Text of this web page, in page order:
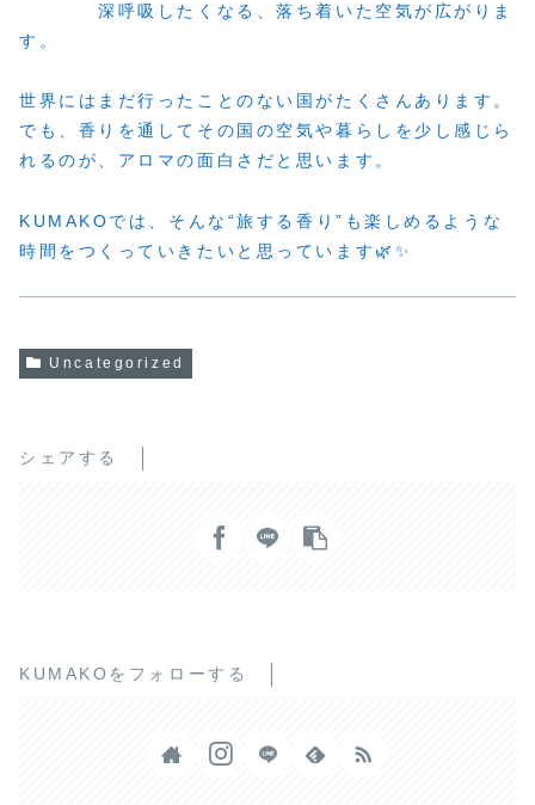
深呼吸したくなる、落ち着いた空気が広がりま
す。
世界にはまだ行ったことのない国がたくさんあります。
でも、香りを通してその国の空気や暮らしを少し感じら
れるのが、アロマの面白さだと思います。
KUMAKOでは、そんな“旅する香り”も楽しめるような
時間をつくっていきたいと思っています🌿✨
Uncategorized
シェアする
KUMAKOをフォローする